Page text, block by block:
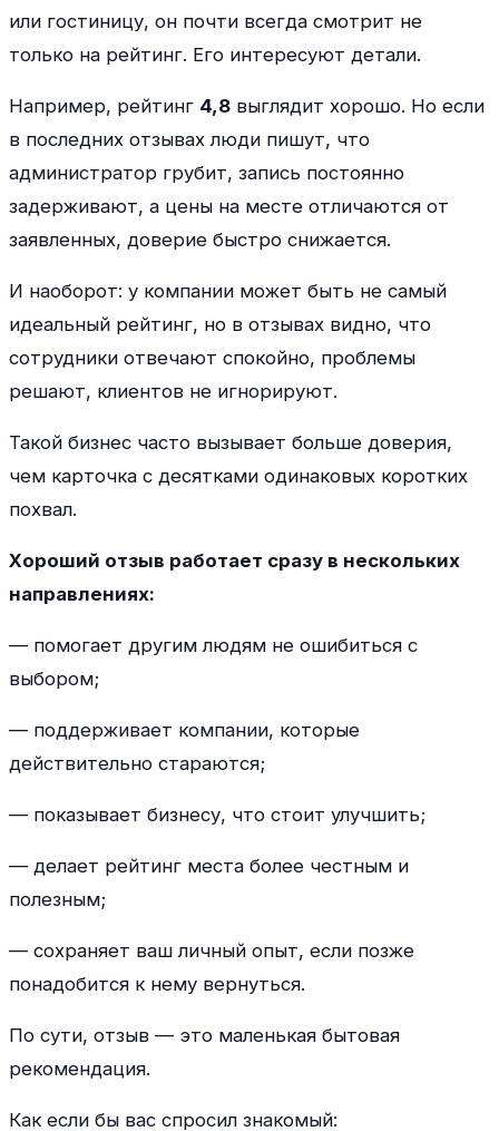
или гостиницу, он почти всегда смотрит не
только на рейтинг. Его интересуют детали.
Например, рейтинг 4,8 выглядит хорошо. Но если
в последних отзывах люди пишут, что
администратор грубит, запись постоянно
задерживают, а цены на месте отличаются от
заявленных, доверие быстро снижается.
И наоборот: у компании может быть не самый
идеальный рейтинг, но в отзывах видно, что
сотрудники отвечают спокойно, проблемы
решают, клиентов не игнорируют.
Такой бизнес часто вызывает больше доверия,
чем карточка с десятками одинаковых коротких
похвал.
Хороший отзыв работает сразу в нескольких
направлениях:
— помогает другим людям не ошибиться с
выбором;
— поддерживает компании, которые
действительно стараются;
— показывает бизнесу, что стоит улучшить;
— делает рейтинг места более честным и
полезным;
— сохраняет ваш личный опыт, если позже
понадобится к нему вернуться.
По сути, отзыв — это маленькая бытовая
рекомендация.
Как если бы вас спросил знакомый: